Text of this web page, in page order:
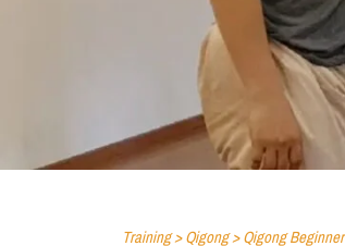
Training >Qigong> Qigong Beginner